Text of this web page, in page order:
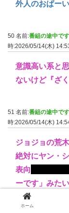
外人のおぱー
50 名前:番組の途中で
時:2026/05/14(木)
意識高い系と
ないけど『ざ
51 名前:番組の途中で
時:2026/05/14(木)
ジョジョの荒
絶対にヤン・
表向きは「好
ーです」みた
ホーム